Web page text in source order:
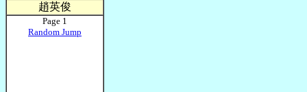
趙英俊
Page 1
Random Jump